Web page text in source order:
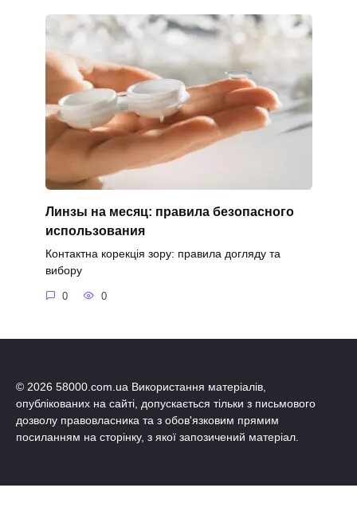
Линзы на месяц: правила безопасного
использования
Контактна корекція зору: правила догляду та
вибору
0 0
© 2026 58000.com.ua Використання матеріалів,
опублікованих на сайті, допускається тільки з письмового
дозволу правовласника та з обов'язковим прямим
посиланням на сторінку, з якої запозичений матеріал.